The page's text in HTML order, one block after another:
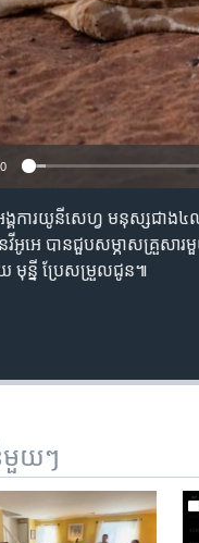
គការ​យូនីសេហ្វ មនុស្ស​ជាង​
វីអូអេ បាន​ជួប​សម្ភាស​គ្រួសា
មុន្នី ប្រែសម្រួល​ជូន៕
មួយៗ